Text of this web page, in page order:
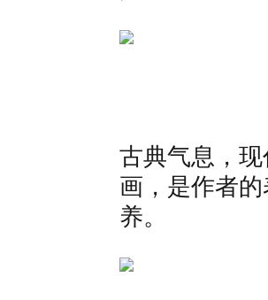
古典气息，
画，是作者
养。